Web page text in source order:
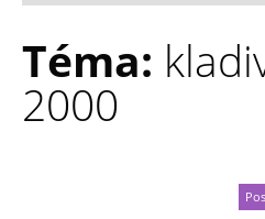
Téma:
2000